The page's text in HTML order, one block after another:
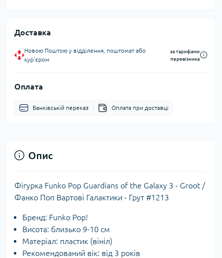
Доставка
Новою Поштою у відділення, поштомат або
кур'єром
за тарифами
перевізника
Оплата
Банківській переказ Оплата при доставці
Опис
Фігурка Funko Pop Guardians of the Galaxy 3 - Groot /
Фанко Поп Вартові Галактики - Грут #1213
Бренд: Funko Pop!
Висота: близько 9-10 см
Матеріал: пластик (вініл)
Рекомендований вік: від 3 років